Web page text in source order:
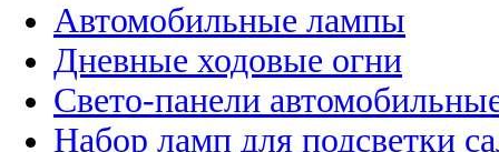
Автомобильные лампы
Дневные ходовые огни
Свето-панели
Набор ламп для подсветки